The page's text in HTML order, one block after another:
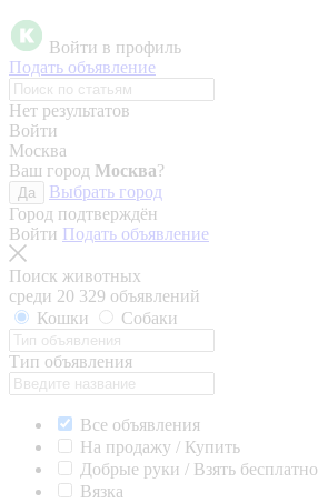
Войти в профиль
Подать объявление
Нет результатов
Войти
Москва
Ваш город Москва?
Да
Выбрать город
Город подтверждён
Войти Подать объявление
Поиск животных
среди 20 329 объявлений
Кошки
Собаки
Тип объявления
Все объявления
На продажу / Купить
Добрые руки / Взять бесплатно
Вязка